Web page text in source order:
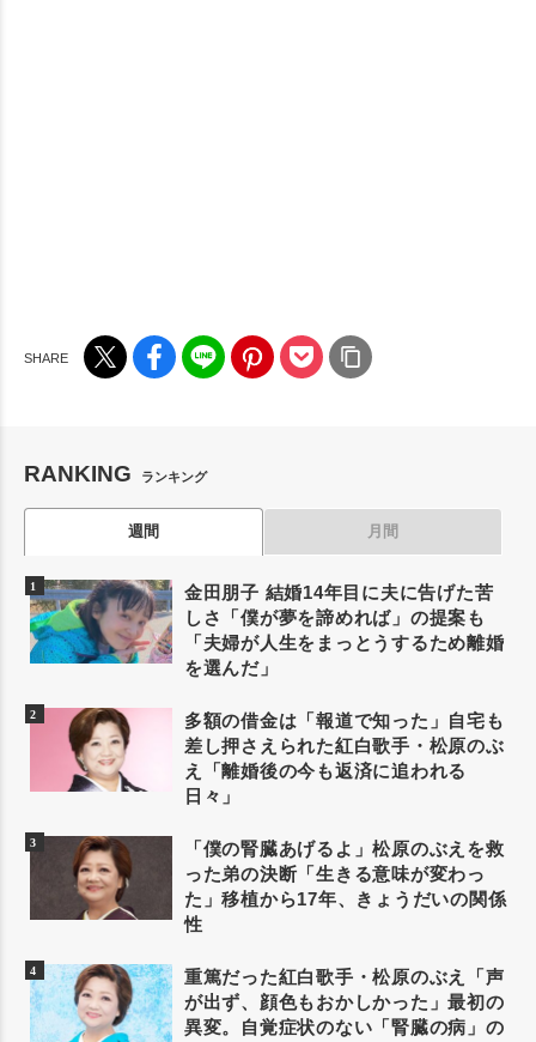
RANKING ランキング
週間 月間
金田朋子 結婚14年目に夫に告げた苦
しさ「僕が夢を諦めれば」の提案も
「夫婦が人生をまっとうするため離婚
を選んだ」
多額の借金は「報道で知った」自宅も
差し押さえられた紅白歌手・松原のぶ
え「離婚後の今も返済に追われる
日々」
「僕の腎臓あげるよ」松原のぶえを救
った弟の決断「生きる意味が変わっ
た」移植から17年、きょうだいの関係
性
重篤だった紅白歌手・松原のぶえ「声
が出ず、顔色もおかしかった」最初の
異変。自覚症状のない「腎臓の病」の